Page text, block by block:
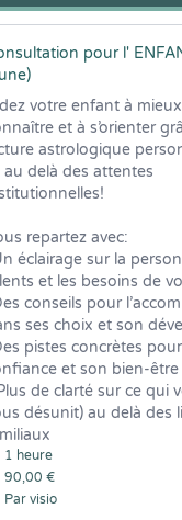
pour l'
1 heure
90,00 €
Par visio
votre enfant à
et à s’orienter
astrologique
au delà des attentes
repartez avec:
éclairage sur la
et les besoins de
conseils pour
ses choix et son
pistes concrètes
et son bien-être
de clarté sur ce qui
désunit) au delà des